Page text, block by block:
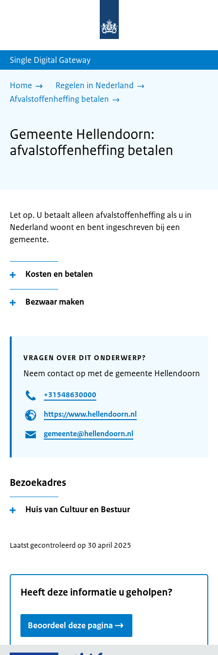
homepage
Single Digital Gateway
Home
Regelen in Nederland
Afvalstoffenheffing betalen
Gemeente Hellendoorn:
afvalstoffenheffing betalen
Let op. U betaalt alleen afvalstoffenheffing als u in
Nederland woont en bent ingeschreven bij een
gemeente.
Kosten en betalen
Bezwaar maken
VRAGEN OVER DIT ONDERWERP?
Neem contact op met de gemeente Hellendoorn
+31548630000
https://www.hellendoorn.nl
gemeente@hellendoorn.nl
Bezoekadres
Huis van Cultuur en Bestuur
Laatst gecontroleerd op 30 april 2025
Heeft deze informatie u geholpen?
Beoordeel deze pagina